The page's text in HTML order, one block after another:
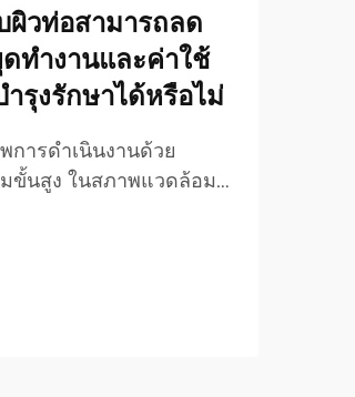
ผิวท่อสามารถลด
ดทำงานและค่าใช้
ำรุงรักษาได้หรือไม่
การดำเนินงานด้วย
ขั้นสูง ในสภาพแวดล้อม
นินงานให้ต่อเนื่องและลด